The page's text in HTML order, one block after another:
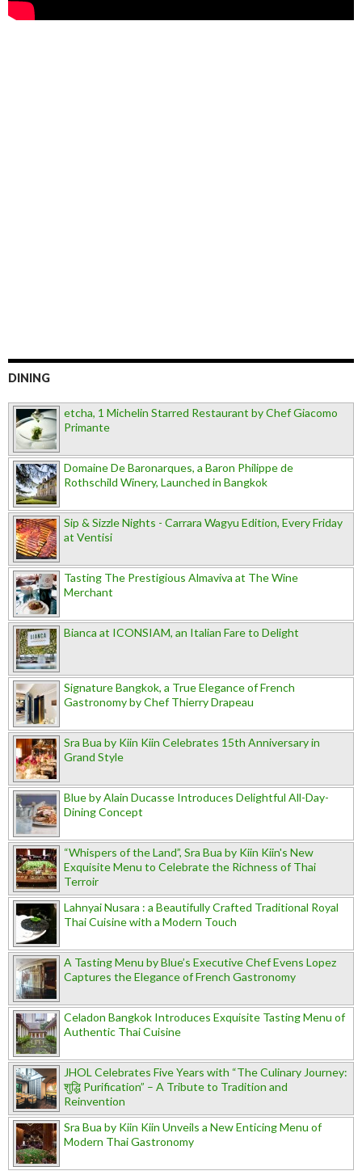
DINING
etcha, 1 Michelin Starred Restaurant by Chef Giacomo
Primante
Domaine De Baronarques, a Baron Philippe de
Rothschild Winery, Launched in Bangkok
Sip & Sizzle Nights - Carrara Wagyu Edition, Every Friday
at Ventisi
Tasting The Prestigious Almaviva at The Wine
Merchant
Bianca at ICONSIAM, an Italian Fare to Delight
Signature Bangkok, a True Elegance of French
Gastronomy by Chef Thierry Drapeau
Sra Bua by Kiin Kiin Celebrates 15th Anniversary in
Grand Style
Blue by Alain Ducasse Introduces Delightful All-Day-
Dining Concept
“Whispers of the Land”, Sra Bua by Kiin Kiin's New
Exquisite Menu to Celebrate the Richness of Thai
Terroir
Lahnyai Nusara : a Beautifully Crafted Traditional Royal
Thai Cuisine with a Modern Touch
A Tasting Menu by Blue’s Executive Chef Evens Lopez
Captures the Elegance of French Gastronomy
Celadon Bangkok Introduces Exquisite Tasting Menu of
Authentic Thai Cuisine
JHOL Celebrates Five Years with “The Culinary Journey:
शुद्धि Purification” – A Tribute to Tradition and
Reinvention
Sra Bua by Kiin Kiin Unveils a New Enticing Menu of
Modern Thai Gastronomy